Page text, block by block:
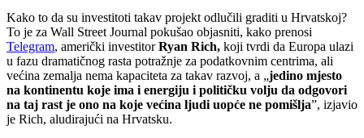
Kako to da su investitoti takav projekt odlučili graditi u Hrvatskoj?
To je za Wall Street Journal pokušao objasniti, kako prenosi
Telegram, američki investitorRyan Rich, koji tvrdi da Europa ulazi
u fazu dramatičnog rasta potražnje za podatkovnim centrima, ali
većina zemalja nema kapaciteta za takav razvoj, a „jedino mjesto
na kontinentu koje ima i energiju i političku volju da odgovori
na taj rast je ono na koje većina ljudi uopće ne pomišlja”, izjavio
je Rich, aludirajući na Hrvatsku.